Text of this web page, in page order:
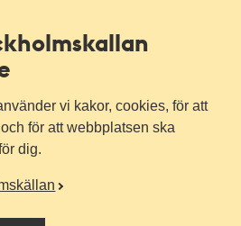
vi kakor, cookies, för att
för att webbplatsen ska
dig.